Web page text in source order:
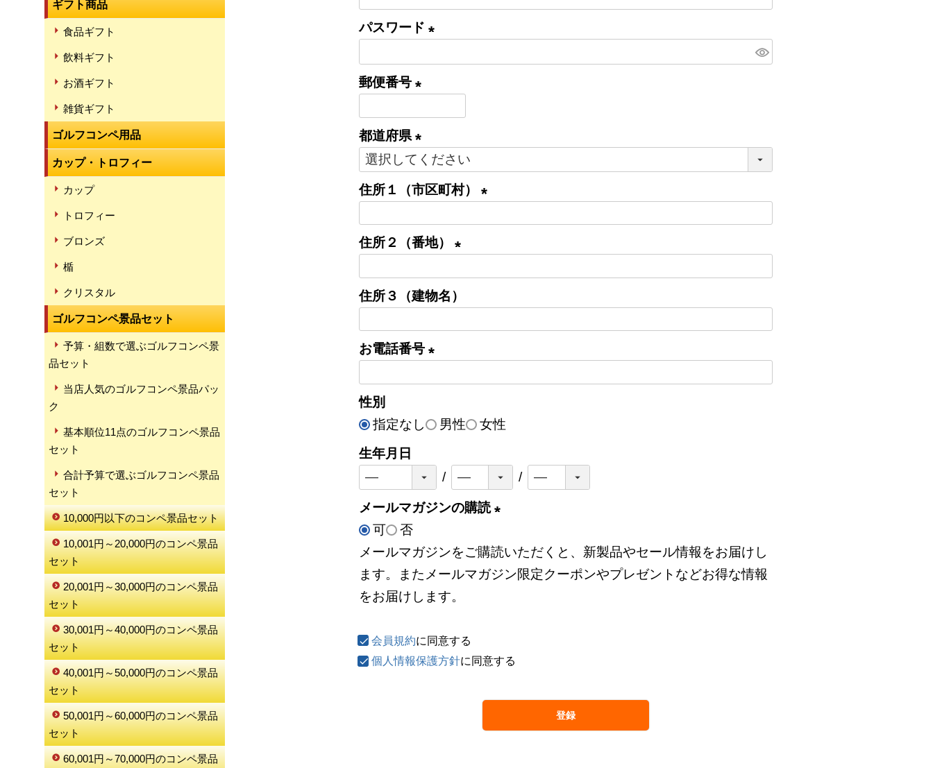
ギフト商品
食品ギフト
飲料ギフト
お酒ギフト
雑貨ギフト
ゴルフコンペ用品
カップ・トロフィー
カップ
トロフィー
ブロンズ
楯
クリスタル
ゴルフコンペ景品セット
予算・組数で選ぶゴルフコンペ景
品セット
当店人気のゴルフコンペ景品パッ
ク
基本順位11点のゴルフコンペ景品
セット
合計予算で選ぶゴルフコンペ景品
セット
10,000円以下のコンペ景品セット
10,001円～20,000円のコンペ景品
セット
20,001円～30,000円のコンペ景品
セット
30,001円～40,000円のコンペ景品
セット
40,001円～50,000円のコンペ景品
セット
50,001円～60,000円のコンペ景品
セット
60,001円～70,000円のコンペ景品
パスワード
郵便番号
必
須
都道府県
必
住所１（市区町村）
住所２（番地）
必
住所３（建物名）
お電話番号
須
性別
指定なし
男性
女性
生年月日
メールマガジンの購読
必
須
可
否
メールマガジンをご購読いただくと、新製品やセール情報をお届けし
ます。またメールマガジン限定クーポンやプレゼントなどお得な情報
をお届けします。
会員規約に同意する
個人情報保護方針に同意する
登録